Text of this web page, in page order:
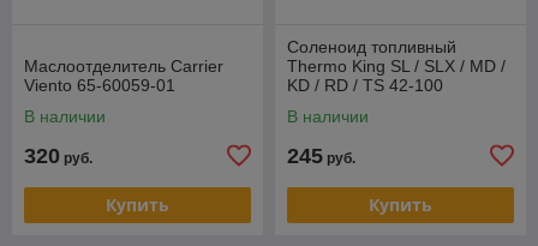
Маслоотделитель Carrier
Viento 65-60059-01
В наличии
320 руб.
Купить
Соленоид топливный
Thermo King SL / SLX / MD /
KD / RD / TS 42-100
В наличии
245 руб.
Купить